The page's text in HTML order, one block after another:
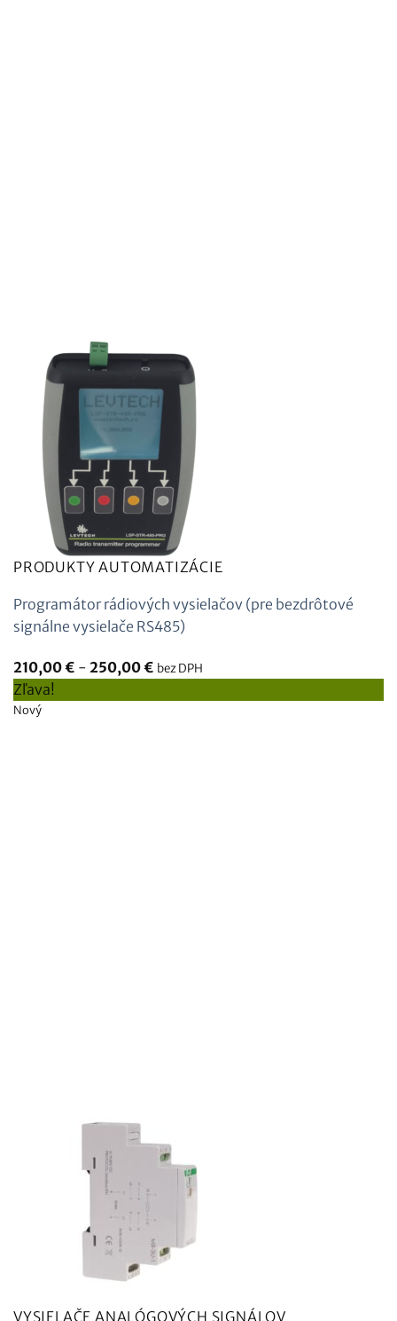
PRODUKTY AUTOMATIZÁCIE
Programátor rádiových vysielačov (pre bezdrôtové
signálne vysielače RS485)
210,00€ - 250,00€ bez DPH
Zľava!
Nový
VYSIELAČE ANALÓGOVÝCH SIGNÁLOV